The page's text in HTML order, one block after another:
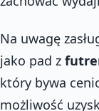
Na uwagę
jako pad z
który bywa
możliwość